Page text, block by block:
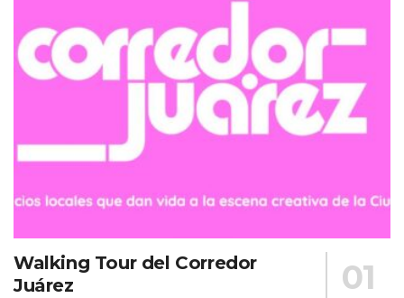
Walking Tour del Corredor
Juárez